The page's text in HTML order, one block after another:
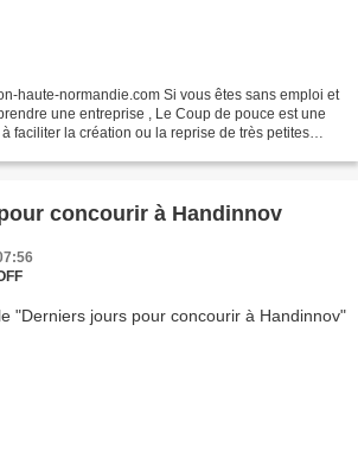
haute-normandie.com Si vous êtes sans emploi et
une entreprise , Le Coup de pouce est une
faciliter la création ou la reprise de très petites
concourir à Handinnov